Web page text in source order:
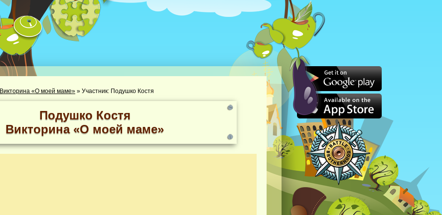
Викторина «О моей маме» » Участник: Подушко Костя
Подушко Костя
Викторина «О моей маме»